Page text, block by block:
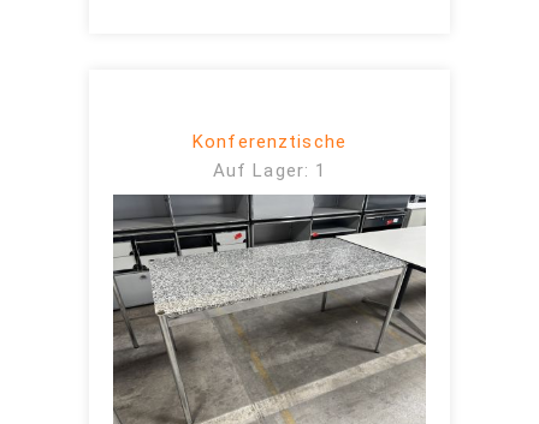
Konferenztische
Auf Lager: 1